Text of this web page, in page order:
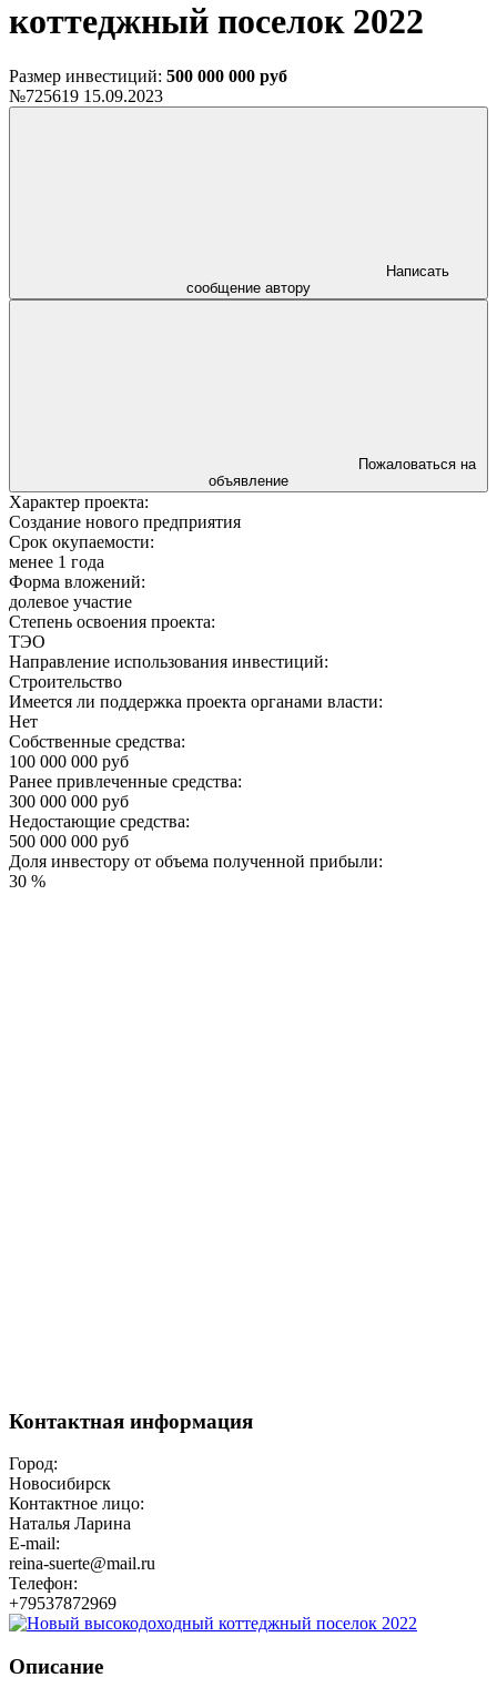
коттеджный поселок 2022
Размер инвестиций: 500 000 000 руб
№725619 15.09.2023
сообщение автору
объявление
Характер проекта:
Создание нового предприятия
Срок окупаемости:
менее 1 года
Форма вложений:
долевое участие
Степень освоения проекта:
ТЭО
Направление использования инвестиций:
Строительство
Имеется ли поддержка проекта органами власти:
Нет
Собственные средства:
100 000 000 руб
Ранее привлеченные средства:
300 000 000 руб
Недостающие средства:
500 000 000 руб
Доля инвестору от объема полученной прибыли:
30 %
Контактная информация
Город:
Новосибирск
Контактное лицо:
Наталья Ларина
E-mail:
reina-suerte@mail.ru
Телефон:
+79537872969
Описание